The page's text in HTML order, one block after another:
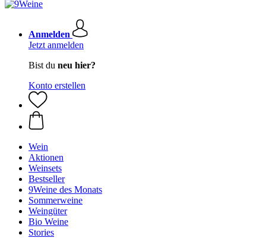
Anmelden
Jetzt anmelden
Bist du neu hier?
Konto erstellen
Wein
Aktionen
Weinsets
Bestseller
9Weine des Monats
Sommerweine
Weingüter
Bio Weine
Stories